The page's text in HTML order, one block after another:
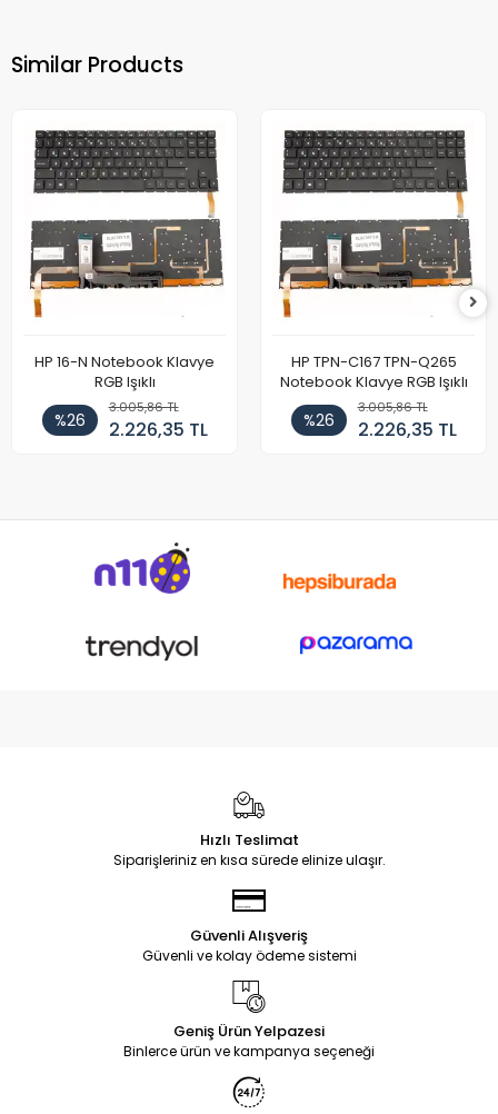
Similar Products
HP 16-N Notebook Klavye
RGB Işıklı
%26
3.005,86 TL
2.226,35 TL
HP TPN-C167 TPN-Q265
Notebook Klavye RGB Işıklı
%26
3.005,86 TL
2.226,35 TL
Hızlı Teslimat
Siparişleriniz en kısa sürede elinize ulaşır.
Güvenli Alışveriş
Güvenli ve kolay ödeme sistemi
Geniş Ürün Yelpazesi
Binlerce ürün ve kampanya seçeneği